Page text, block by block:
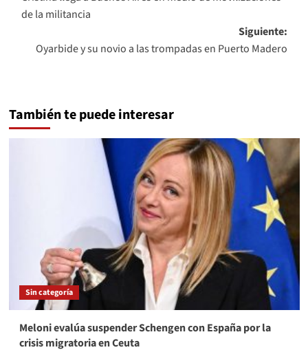
entradas
de la militancia
Siguiente:
Oyarbide y su novio a las trompadas en Puerto Madero
También te puede interesar
Sin categoría
Meloni evalúa suspender Schengen con España por la
crisis migratoria en Ceuta